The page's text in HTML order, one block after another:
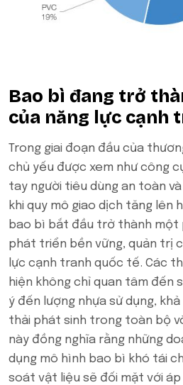
Bao bì đang trở
của năng lực cạnh
Trong giai đoạn đầu của
chủ yếu được xem như công
tay người tiêu dùng an toàn
khi quy mô giao dịch tăng lên
bao bì bắt đầu trở thành một
phát triển bền vững, quản trị
lực cạnh tranh quốc tế. Các
hiện không chỉ quan tâm đến
ý đến lượng nhựa sử dụng,
thải phát sinh trong toàn bộ
này đồng nghĩa rằng những
dụng mô hình bao bì khó tái
soát vật liệu sẽ đối mặt với